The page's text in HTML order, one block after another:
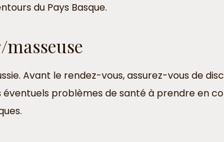
du Pays Basque.
Avant le rendez-vous, assurez-vous de
problèmes de santé à prendre en